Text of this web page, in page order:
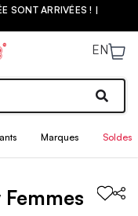
SONT ARRIVÉES ! |
EN
Marques Soldes
Femmes